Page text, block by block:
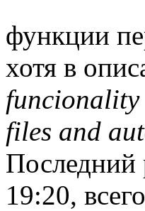
функции
хотя в
files and
Последний
19:20,